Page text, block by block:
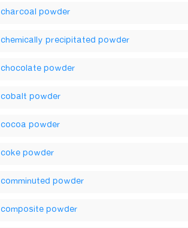
charcoal powder
chemically precipitated powder
chocolate powder
cobalt powder
cocoa powder
coke powder
comminuted powder
composite powder